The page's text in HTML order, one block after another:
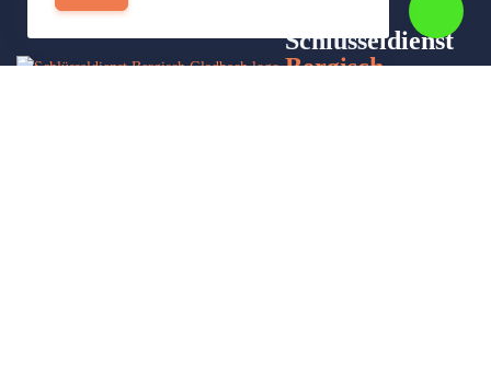
Schlüsseldienst
Bergisch